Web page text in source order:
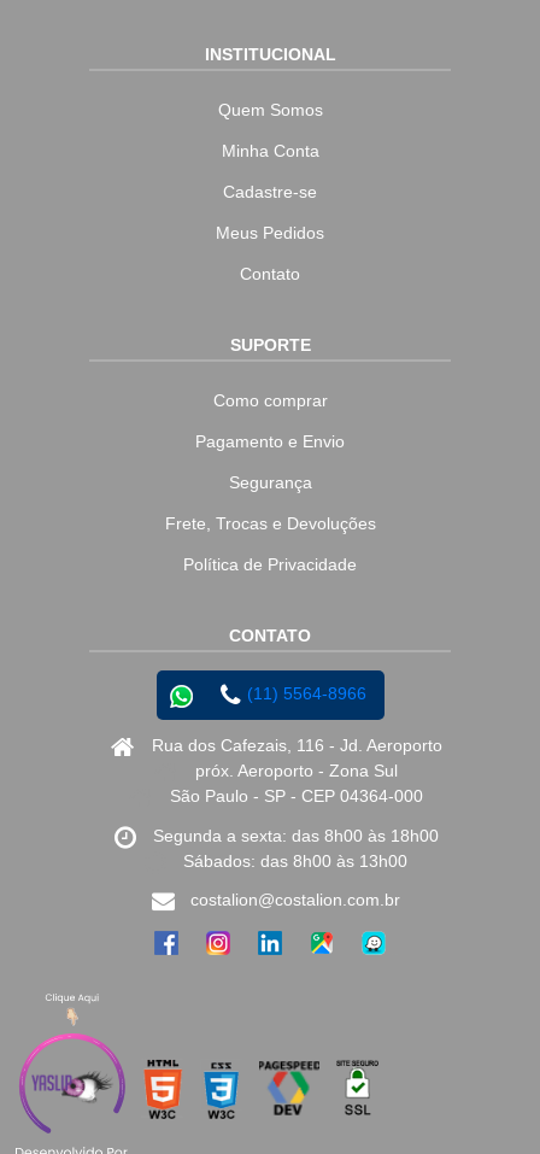
INSTITUCIONAL
Quem Somos
Minha Conta
Cadastre-se
Meus Pedidos
Contato
SUPORTE
Como comprar
Pagamento e Envio
Segurança
Frete, Trocas e Devoluções
Política de Privacidade
CONTATO
(11) 5564-8966
Rua dos Cafezais, 116 - Jd. Aeroporto
próx. Aeroporto - Zona Sul
São Paulo - SP - CEP 04364-000
Segunda a sexta: das 8h00 às 18h00
Sábados: das 8h00 às 13h00
costalion@costalion.com.br